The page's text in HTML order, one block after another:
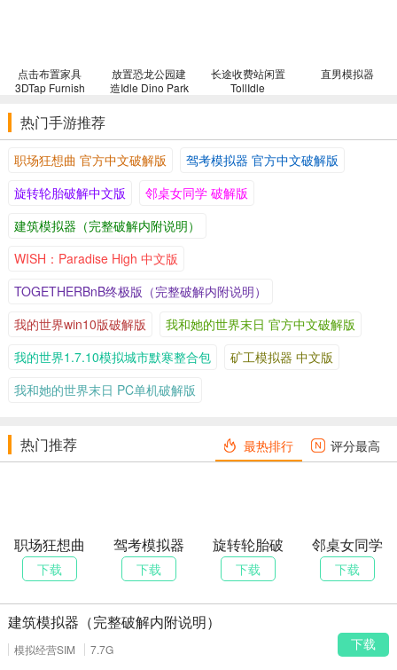
点击布置家具
3DTap Furnish
放置恐龙公园建
造Idle Dino Park
长途收费站闲置
TollIdle
直男模拟器
热门手游推荐
职场狂想曲 官方中文破解版
驾考模拟器 官方中文破解版
旋转轮胎破解中文版
邻桌女同学 破解版
建筑模拟器（完整破解内附说明）
WISH：Paradise High 中文版
TOGETHERBnB终极版（完整破解内附说明）
我的世界win10版破解版
我和她的世界末日 官方中文破解版
我的世界1.7.10模拟城市默寒整合包
矿工模拟器 中文版
我和她的世界末日 PC单机破解版
热门推荐 最热排行 评分最高
职场狂想曲
官方中文破
解版
下载
驾考模拟器
官方中文破
解版
下载
旋转轮胎破
解中文版
下载
邻桌女同学
破解版
下载
建筑模拟器（完整破解内附说明）
模拟经营SIM 7.7G 下载